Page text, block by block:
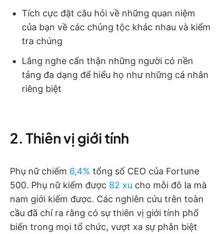
Tích cực đặt câu hỏi về những quan niệm
của bạn về các chủng tộc khác nhau và kiểm
tra chúng
Lắng nghe cẩn thận những người có nền
tảng đa dạng để hiểu họ như những cá nhân
riêng biệt
2. Thiên vị giới tính
Phụ nữ chiếm 6,4% tổng số CEO của Fortune
500. Phụ nữ kiếm được 82 xu cho mỗi đô la mà
nam giới kiếm được. Các nghiên cứu trên toàn
cầu đã chỉ ra rằng có sự thiên vị giới tính phổ
biến trong mọi tổ chức, vượt xa sự phân biệt